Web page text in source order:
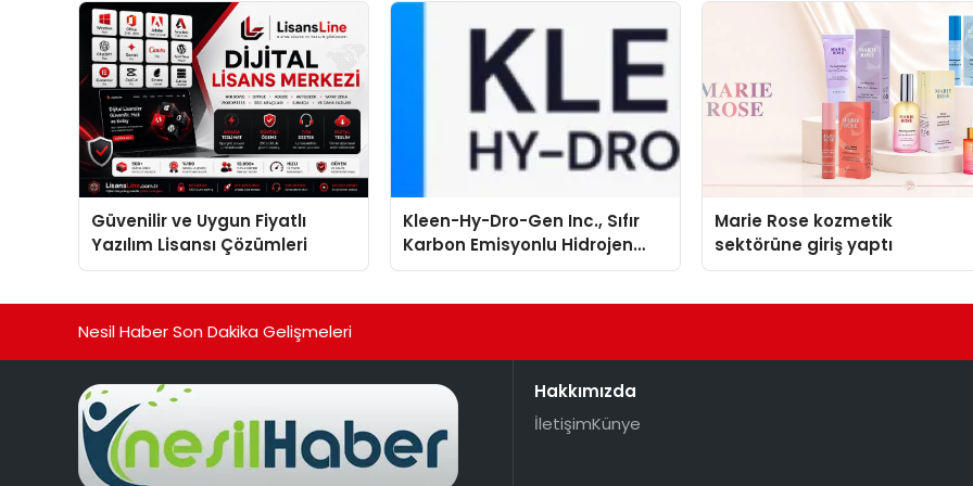
Güvenilir ve Uygun Fiyatlı
Yazılım Lisansı Çözümleri
Kleen-Hy-Dro-Gen Inc., Sıfır
Karbon Emisyonlu Hidrojen
Isıtma Teknolojisinde ISO ve
Marie Rose kozmetik
sektörüne giriş yaptı
Nesil Haber Son Dakika Gelişmeleri
Hakkımızda
İletişimKünye